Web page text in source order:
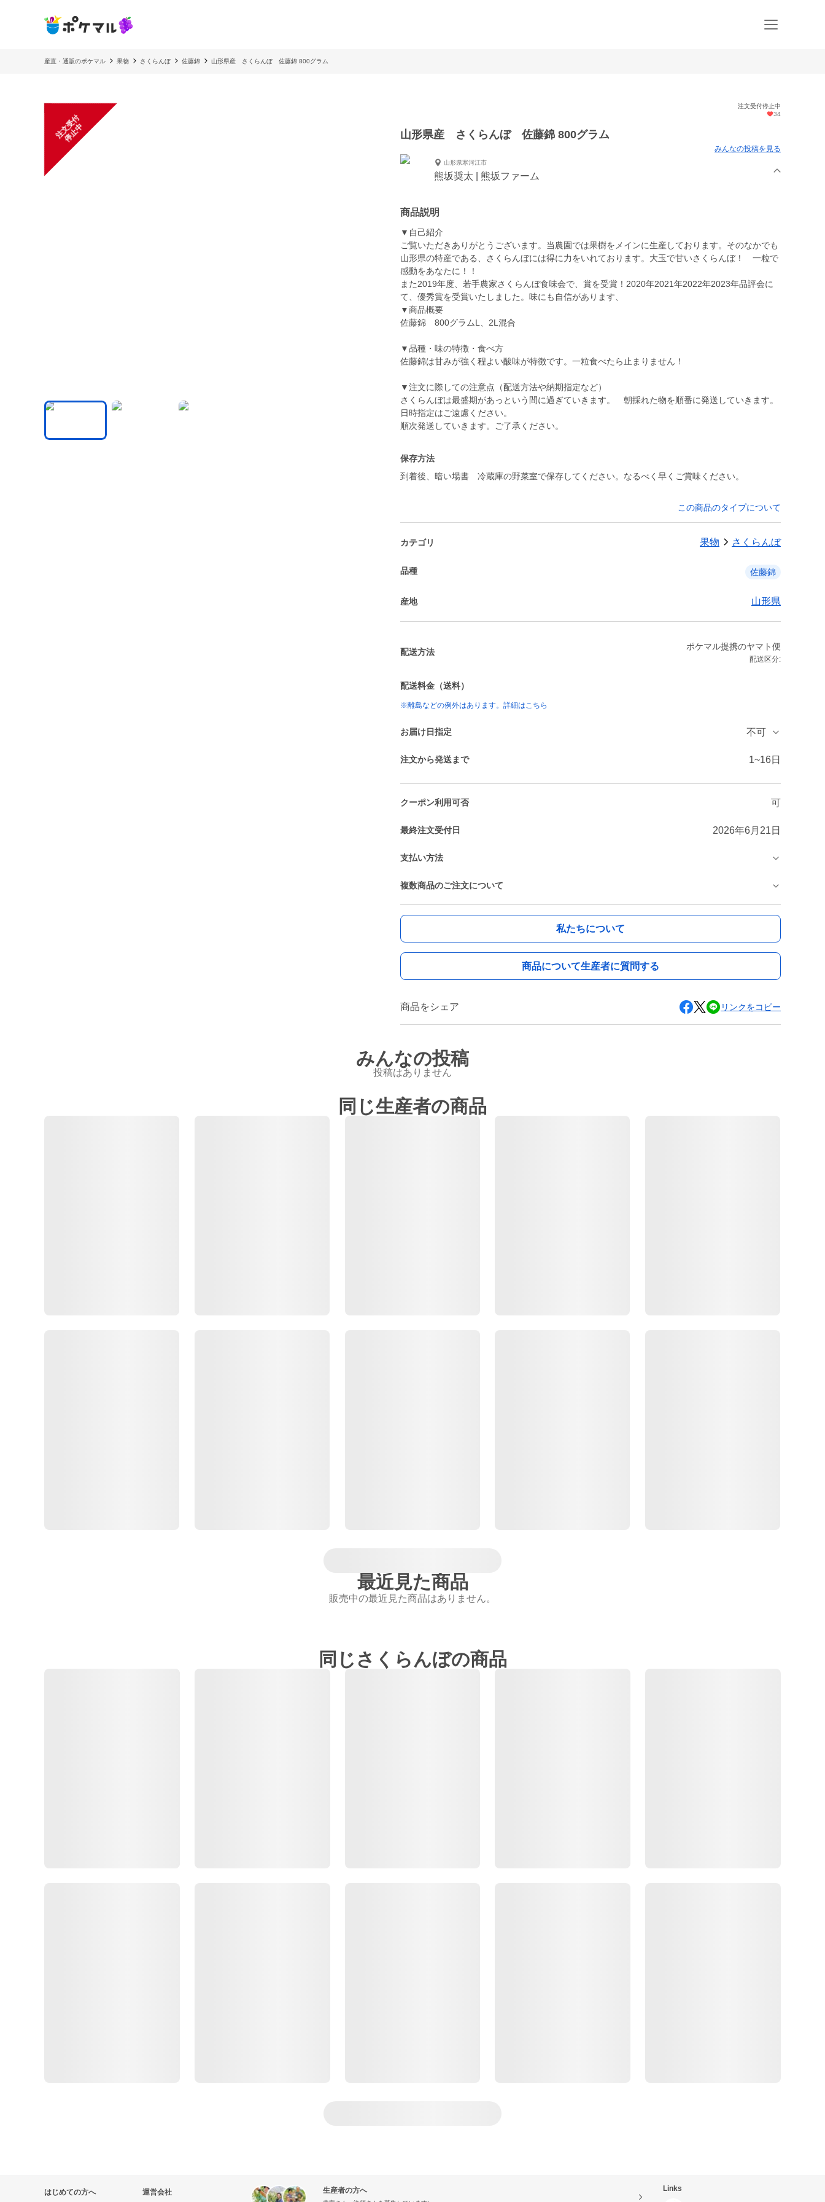
産直・通販のポケマル 果物 さくらんぼ 佐藤錦 山形県産 さくらんぼ 佐藤錦 800グラム
注
文
受
付
停
止
中
注文受付停止中
34
山形県産 さくらんぼ 佐藤錦 800グラム
みんなの投稿を見る
山形県寒河江市
熊坂奨太 | 熊坂ファーム
商品説明
▼自己紹介
ご覧いただきありがとうございます。当農園では果樹をメインに生産しております。そのなかでも
山形県の特産である、さくらんぼには得に力をいれております。大玉で甘いさくらんぼ！ 一粒で
感動をあなたに！！
また2019年度、若手農家さくらんぼ食味会で、賞を受賞！2020年2021年2022年2023年品評会に
て、優秀賞を受賞いたしました。味にも自信があります、
▼商品概要
佐藤錦 800グラムL、2L混合
▼品種・味の特徴・食べ方
佐藤錦は甘みが強く程よい酸味が特徴です。一粒食べたら止まりません！
▼注文に際しての注意点（配送方法や納期指定など）
さくらんぼは最盛期があっという間に過ぎていきます。 朝採れた物を順番に発送していきます。
日時指定はご遠慮ください。
順次発送していきます。ご了承ください。
保存方法
到着後、暗い場書 冷蔵庫の野菜室で保存してください。なるべく早くご賞味ください。
この商品のタイプについて
カテゴリ 果物 さくらんぼ
品種 佐藤錦
産地 山形県
配送方法
ポケマル提携のヤマト便
配送区分:
配送料金（送料）
※離島などの例外はあります。詳細はこちら
お届け日指定 不可
注文から発送まで 1~16日
クーポン利用可否 可
最終注文受付日 2026年6月21日
支払い方法
複数商品のご注文について
私たちについて
商品について生産者に質問する
商品をシェア リンクをコピー
みんなの投稿
投稿はありません
同じ生産者の商品
最近見た商品
販売中の最近見た商品はありません。
同じさくらんぼの商品
はじめての方へ 運営会社 生産者の方へ Links